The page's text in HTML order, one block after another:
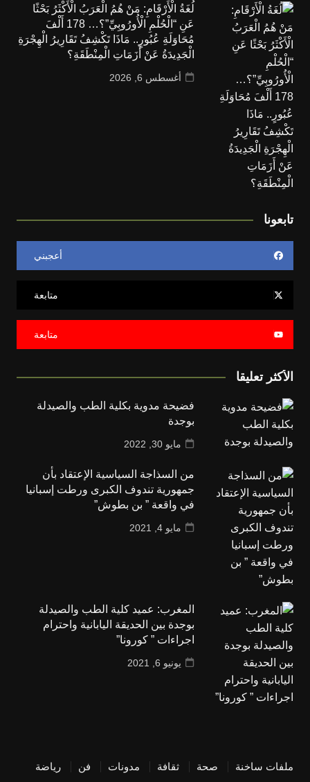
لُغَةُ الْأَرْقَامِ: مَنْ هُمُ الْعَرَبُ الْأَكْثَرُ بَحْثًا
عَنِ “الْحُلْمِ الْأُورُوبِيِّ”؟… 178 أَلْفَ
مُحَاوَلَةِ عُبُورٍ.. مَاذَا تَكْشِفُ تَقَارِيرُ الْهِجْرَةِ
الْجَدِيدَةُ عَنْ أَزَمَاتِ الْمِنْطَقَةِ؟
أغسطس 6, 2026
تابعونا
أعجبني
متابعة
متابعة
الأكثر تعليقا
فضيحة مدوية بكلية الطب والصيدلة
بوجدة
مايو 30, 2022
من السذاجة السياسية الإعتقاد بأن
جمهورية تندوف الكبرى ورطت إسبانيا
في واقعة ” بن بطوش”
مايو 4, 2021
المغرب: عميد كلية الطب والصيدلة
بوجدة بين الحديقة اليابانية واحترام
اجراءات ” كورونا”
يونيو 6, 2021
ملفات ساخنة صحة ثقافة مدونات فن رياضة